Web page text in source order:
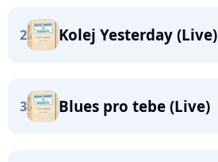
2 Kolej Yesterday (Live)
3 Blues pro tebe (Live)